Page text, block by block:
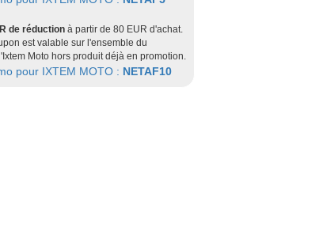
de réduction à partir de 80 EUR d'achat.
est valable sur l'ensemble du
Moto hors produit déjà en promotion.
pour IXTEM MOTO : NETAF10